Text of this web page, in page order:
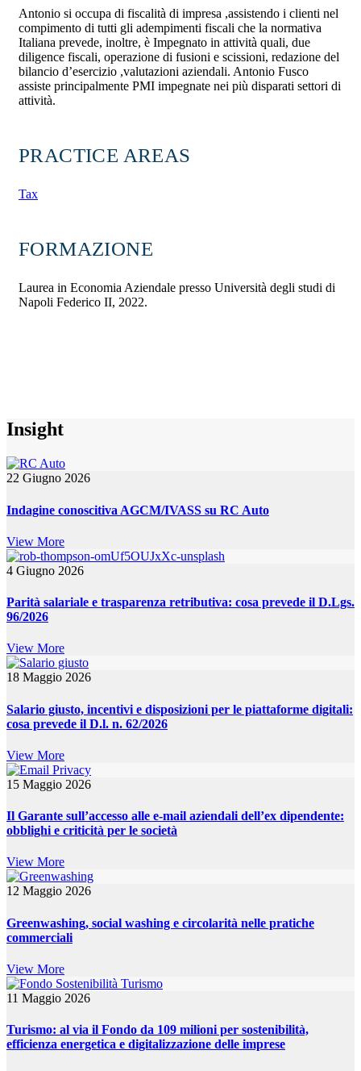
Antonio si occupa di fiscalità di impresa ,assistendo i clienti nel
compimento di tutti gli adempimenti fiscali che la normativa
Italiana prevede, inoltre, è Impegnato in attività quali, due
diligence fiscali, operazione di fusioni e scissioni, redazione del
bilancio d’esercizio ,valutazioni aziendali. Antonio Fusco
assiste principalmente PMI impegnate nei più disparati settori di
attività.
Tax
PRACTICE AREAS
Laurea in Economia Aziendale presso Università degli studi di
Napoli Federico II, 2022.
FORMAZIONE
Insight
22 Giugno 2026
Indagine conoscitiva AGCM/IVASS su RC Auto
View More
4 Giugno 2026
Parità salariale e trasparenza retributiva: cosa prevede il D.Lgs.
96/2026
View More
18 Maggio 2026
Salario giusto, incentivi e disposizioni per le piattaforme digitali:
cosa prevede il D.l. n. 62/2026
View More
15 Maggio 2026
Il Garante sull’accesso alle e-mail aziendali dell’ex dipendente:
obblighi e criticità per le società
View More
12 Maggio 2026
Greenwashing, social washing e circolarità nelle pratiche
commerciali
View More
11 Maggio 2026
Turismo: al via il Fondo da 109 milioni per sostenibilità,
efficienza energetica e digitalizzazione delle imprese